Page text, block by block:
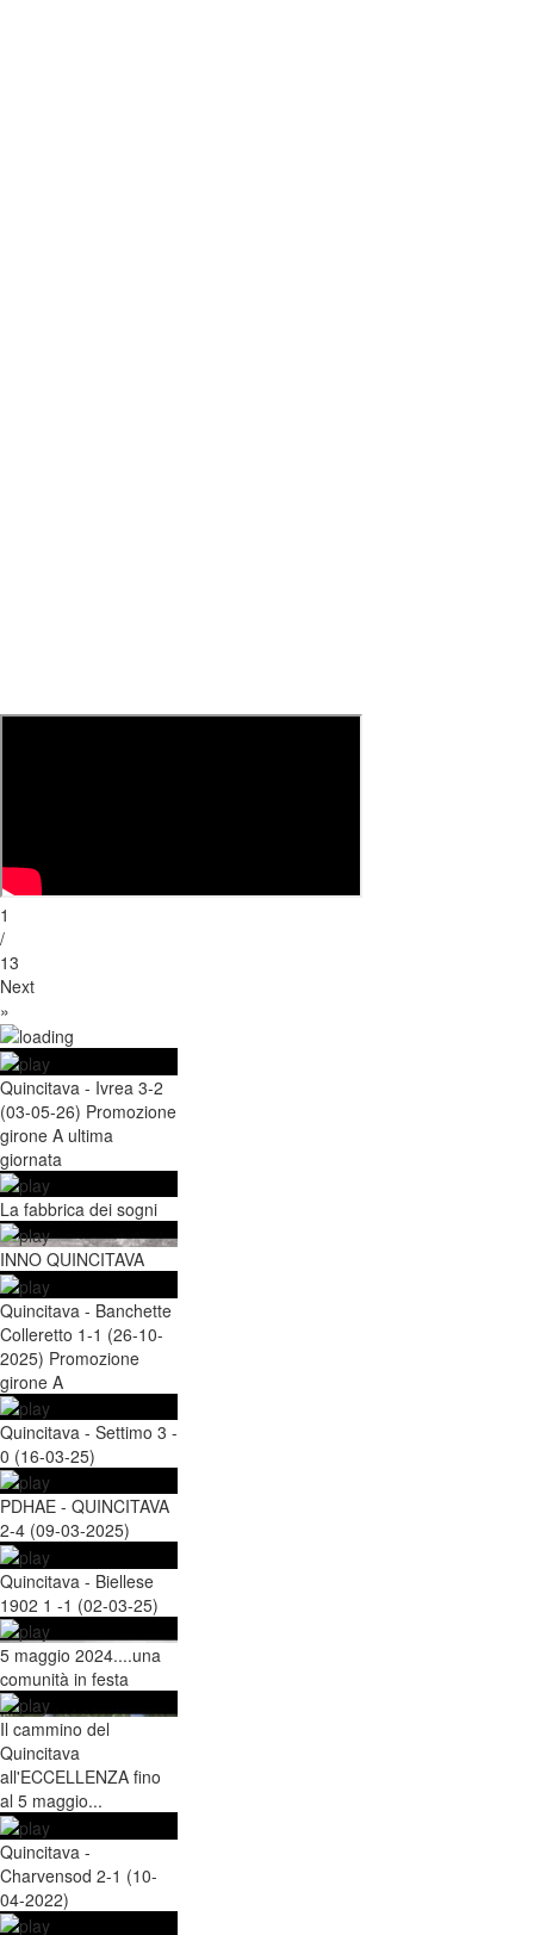
1
/
13
Next
»
Quincitava - Ivrea 3-2
(03-05-26) Promozione
girone A ultima
giornata
La fabbrica dei sogni
INNO QUINCITAVA
Quincitava - Banchette
Colleretto 1-1 (26-10-
2025) Promozione
girone A
Quincitava - Settimo 3 -
0 (16-03-25)
PDHAE - QUINCITAVA
2-4 (09-03-2025)
Quincitava - Biellese
1902 1 -1 (02-03-25)
5 maggio 2024....una
comunità in festa
Il cammino del
Quincitava
all'ECCELLENZA fino
al 5 maggio...
Quincitava -
Charvensod 2-1 (10-
04-2022)